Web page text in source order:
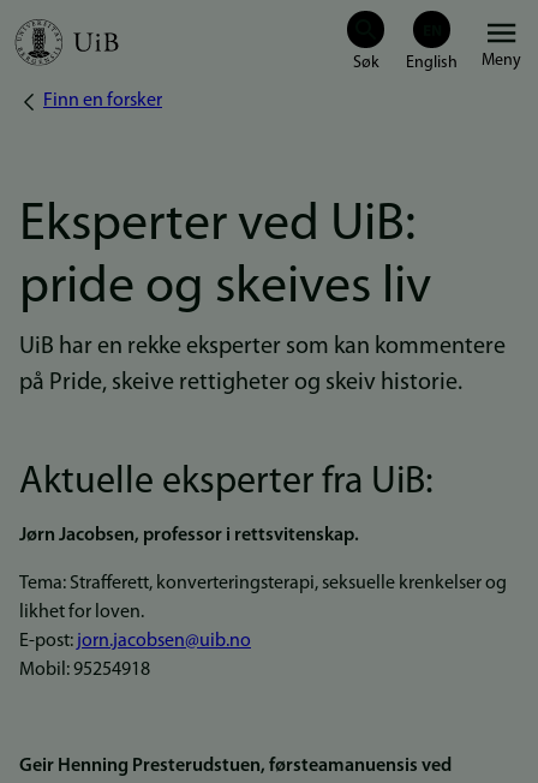
Hopp
Meny
Navigasjonssti
Finn en forsker
Eksperter ved UiB:
pride og skeives liv
UiB har en rekke eksperter som kan kommentere
på Pride, skeive rettigheter og skeiv historie.
Aktuelle eksperter fra UiB:
Jørn Jacobsen, professor i rettsvitenskap.
Tema: Strafferett, konverteringsterapi, seksuelle krenkelser og
likhet for loven.
E-post: jorn.jacobsen@uib.no
Mobil: 95254918
Geir Henning Presterudstuen, førsteamanuensis ved